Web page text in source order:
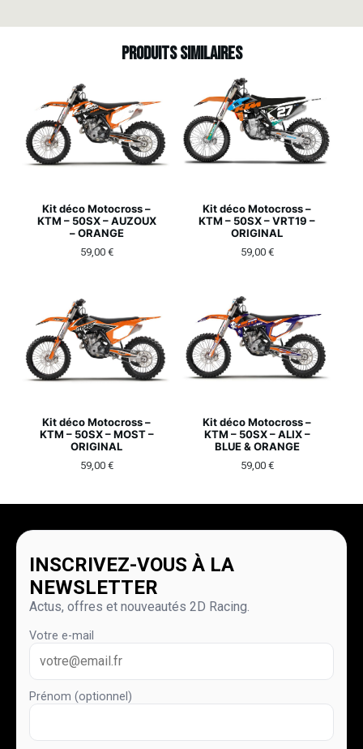
Produits similaires
Kit déco Motocross –
KTM – 50SX – AUZOUX
– ORANGE
59,00 €
Kit déco Motocross –
KTM – 50SX – VRT19 –
ORIGINAL
59,00 €
Kit déco Motocross –
KTM – 50SX – MOST –
ORIGINAL
59,00 €
Kit déco Motocross –
KTM – 50SX – ALIX –
BLUE & ORANGE
59,00 €
INSCRIVEZ-VOUS À LA
NEWSLETTER
Actus, offres et nouveautés 2D Racing.
Votre e-mail
Prénom (optionnel)